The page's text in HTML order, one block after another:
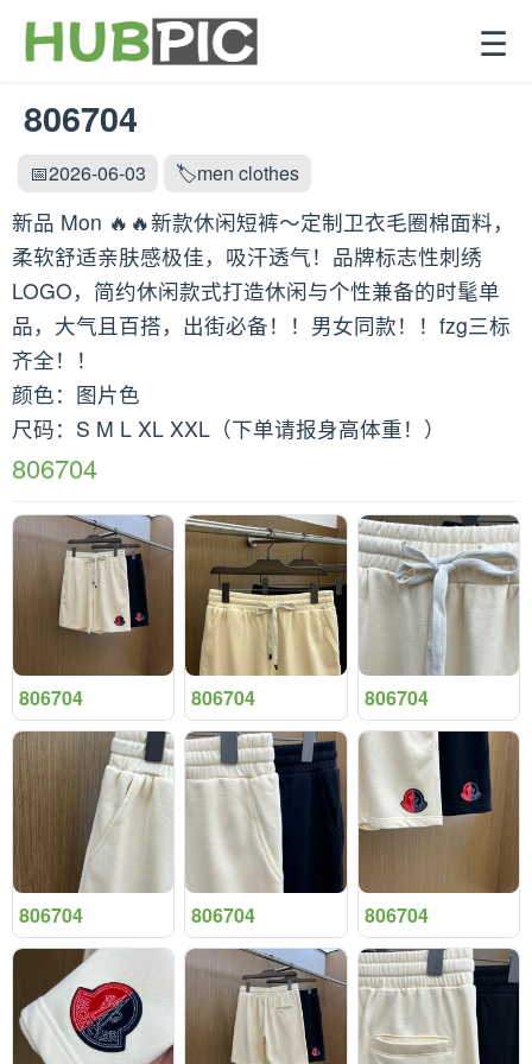
☰
806704
📅2026-06-03 🏷️men clothes
新品 Mon 🔥🔥新款休闲短裤～定制卫衣毛圈棉面料，
柔软舒适亲肤感极佳，吸汗透气！品牌标志性刺绣
LOGO，简约休闲款式打造休闲与个性兼备的时髦单
品，大气且百搭，出街必备！！男女同款！！fzg三标
齐全！！
颜色：图片色
尺码：S M L XL XXL（下单请报身高体重！）
806704
806704 806704 806704
806704 806704 806704